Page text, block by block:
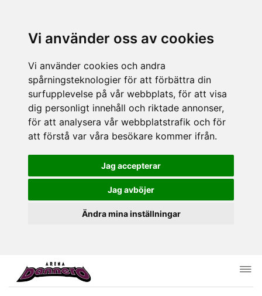
Vi använder oss av cookies
Vi använder cookies och andra
spårningsteknologier för att förbättra din
surfupplevelse på vår webbplats, för att visa
dig personligt innehåll och riktade annonser,
för att analysera vår webbplatstrafik och för
att förstå var våra besökare kommer ifrån.
Jag accepterar
Jag avböjer
Ändra mina inställningar